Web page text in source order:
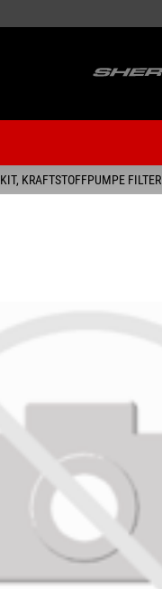
KIT, KRAFTSTOFFPUMPE FILTER